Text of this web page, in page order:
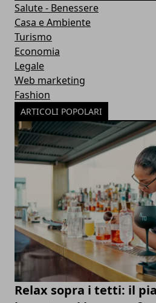
Salute - Benessere
Casa e Ambiente
Turismo
Economia
Legale
Web marketing
Fashion
ARTICOLI POPOLARI
Relax sopra i tetti: il